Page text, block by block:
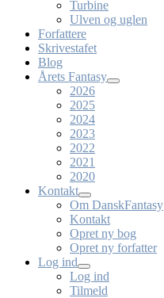
Turbine
Ulven og uglen
Forfattere
Skrivestafet
Blog
Årets Fantasy
2026
2025
2024
2023
2022
2021
2020
Kontakt
Om DanskFantasy
Kontakt
Opret ny bog
Opret ny forfatter
Log ind
Log ind
Tilmeld